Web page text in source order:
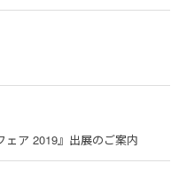
ェア 2019』出展のご案内